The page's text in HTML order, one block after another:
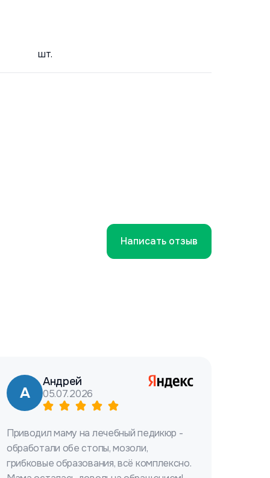
шт.
Написать отзыв
А
Андрей
05.07.2026
Приводил маму на лечебный педикюр -
обработали обе стопы, мозоли,
грибковые образования, всё комплексно.